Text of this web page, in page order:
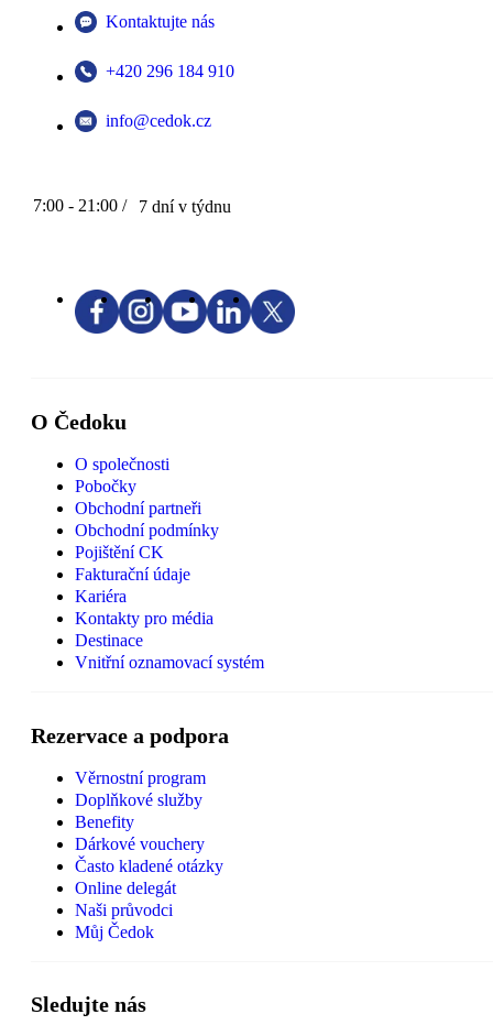
Kontaktujte nás
+420 296 184 910
info@cedok.cz
7:00 - 21:00 / 7 dní v týdnu
O Čedoku
O společnosti
Pobočky
Obchodní partneři
Obchodní podmínky
Pojištění CK
Fakturační údaje
Kariéra
Kontakty pro média
Destinace
Vnitřní oznamovací systém
Rezervace a podpora
Věrnostní program
Doplňkové služby
Benefity
Dárkové vouchery
Často kladené otázky
Online delegát
Naši průvodci
Můj Čedok
Sledujte nás